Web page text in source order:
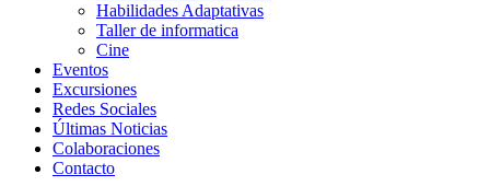
Habilidades Adaptativas
Taller de informatica
Cine
Eventos
Excursiones
Redes Sociales
Últimas Noticias
Colaboraciones
Contacto